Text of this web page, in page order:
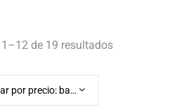
de 19 resultados
Ordenar por precio: bajo a alto